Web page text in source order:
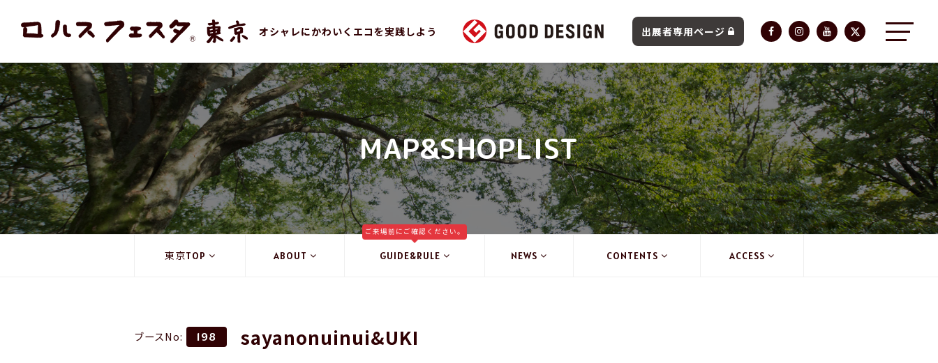
オシャレにかわいくエコを実践しよう 出展者専用ページ
MAP&SHOPLIST
東京TOP ABOUT GUIDE&RULE
ご来場前にご確認ください。
NEWS CONTENTS ACCESS
ブースNo: 198 sayanonuinui&UKI